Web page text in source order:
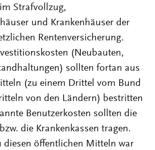
Strafvollzug,
und Krankenhäuser der
Rentenversicherung.
(Neubauten,
sollten fortan aus
(zu einem Drittel vom Bund
von den Ländern) bestritten
Benutzerkosten sollten die
die Krankenkassen tragen.
diesen öffentlichen Mitteln war